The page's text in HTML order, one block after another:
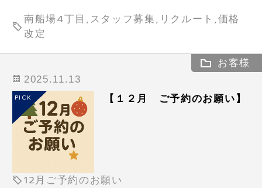
南船場4丁目,スタッフ募集,リクルート,価格
改定
お客様
2025.11.13
PICK 【１２月 ご予約のお願い】
12月ご予約のお願い